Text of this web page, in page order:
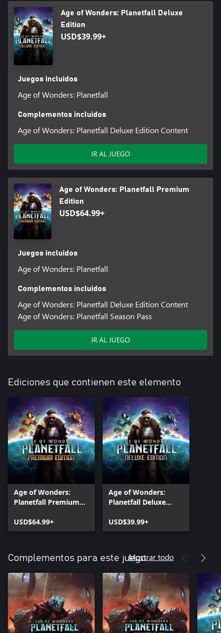
Age of Wonders: Planetfall Deluxe
Edition
USD$39.99+
Juegos incluidos
Age of Wonders: Planetfall
Complementos incluidos
Age of Wonders: Planetfall Deluxe Edition Content
IR AL JUEGO
Age of Wonders: Planetfall Premium
Edition
USD$64.99+
Juegos incluidos
Age of Wonders: Planetfall
Complementos incluidos
Age of Wonders: Planetfall Deluxe Edition Content
Age of Wonders: Planetfall Season Pass
IR AL JUEGO
Ediciones que contienen este elemento
Age of Wonders:
Planetfall Premium
USD$64.99+
Age of Wonders:
Planetfall Deluxe
USD$39.99+
Complementos para este juegoMostrar todo